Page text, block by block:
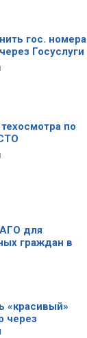
гос. номера
Госуслуги
по
для
граждан в
«красивый»
через